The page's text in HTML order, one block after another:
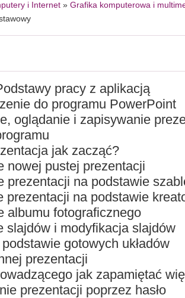
i Internet » Grafika komputerowa i
pracy z aplikacją
do programu PowerPoint
oglądanie i zapisywanie
jak zacząć?
nowej pustej prezentacji
prezentacji na podstawie
prezentacji na podstawie
albumu fotograficznego
slajdów i modyfikacja slajdów
gotowych układów
prezentacji
jak zapamiętać
prezentacji poprzez hasło